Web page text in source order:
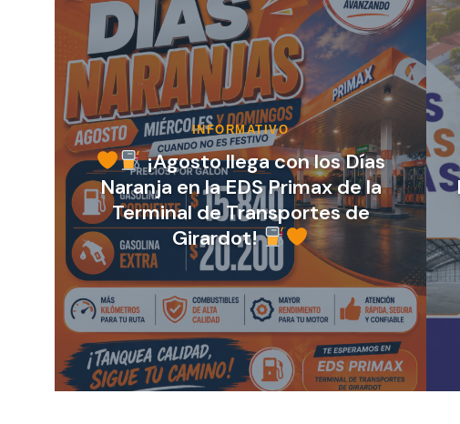
PORTAFOLIO INMOBILIARIO
Invierte donde miles de personas
pasan cada día